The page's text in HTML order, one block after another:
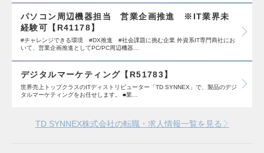
パソコン周辺機器担当 営業企画推進 ※IT業界未
経験可【R41178】
#チャレンジできる環境 #DX推進 #社会課題に挑む企業 外資系IT専門商社にお
いて、営業企画推進としてPC/PC周辺機器…
デジタルマーケティング【R51783】
世界売上トップクラスのITディストリビューター「TD SYNNEX」で、製品のデジ
タルマーケティングをお任せします。 ■業…
TD SYNNEX株式会社の転職・求人情報一覧を見る